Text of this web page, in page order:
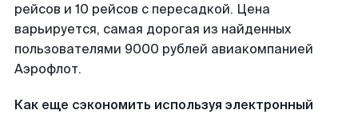
рейсов и 10 рейсов с пересадкой. Цена
варьируется, самая дорогая из найденных
пользователями 9000 рублей авиакомпанией
Аэрофлот.
Как еще сэкономить используя электронный